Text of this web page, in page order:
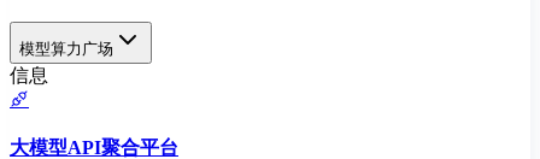
模型算力广场
信息
大模型API聚合平台